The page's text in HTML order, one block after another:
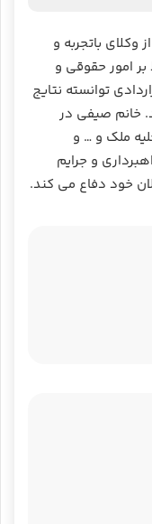
با‌تجربه و
بر امور حقوقی و
توانسته نتایج
خانم صیفی در
ملک و … و
و جرایم
خود دفاع می ‌کند.